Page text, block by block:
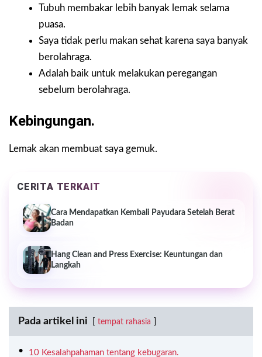
Tubuh membakar lebih banyak lemak selama
puasa.
Saya tidak perlu makan sehat karena saya banyak
berolahraga.
Adalah baik untuk melakukan peregangan
sebelum berolahraga.
Kebingungan.
Lemak akan membuat saya gemuk.
CERITA TERKAIT
Cara Mendapatkan Kembali Payudara Setelah Berat
Badan
Hang Clean and Press Exercise: Keuntungan dan
Langkah
Pada artikel ini tempat rahasia
10 Kesalahpahaman tentang kebugaran.